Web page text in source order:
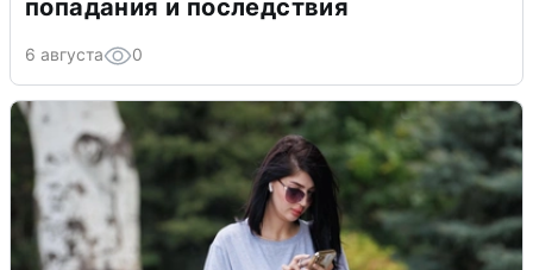
попадания и последствия
6 августа 0